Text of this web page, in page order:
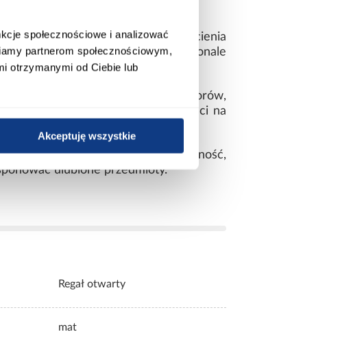
społecznościowe i analizować
partnerom społecznościowym,
otrzymanymi od Ciebie lub
Akceptuję wszystkie
Połączenie ciepłego odcienia
uniwersalny charakter, doskonale
książek, segregatorów,
wiórowej o wysokiej odporności na
Postaw na styl i funkcjonalność,
ulubione przedmioty.
Regał otwarty
mat